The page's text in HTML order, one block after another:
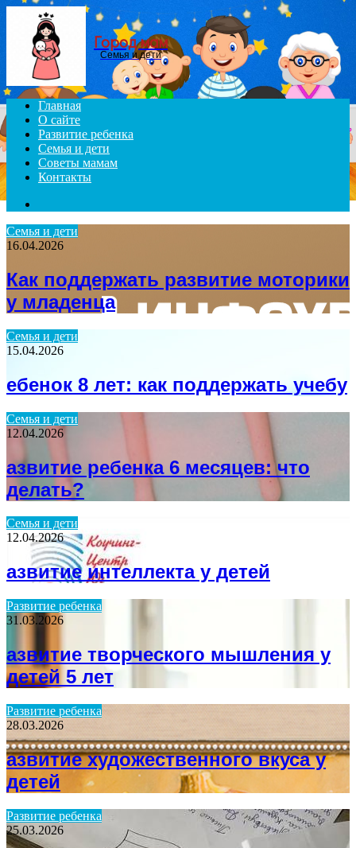
Menu
Город мам
Семья и дети
Главная
О сайте
Развитие ребенка
Семья и дети
Советы мамам
Контакты
Семья и дети
16.04.2026
Как поддержать развитие моторики
у младенца
Семья и дети
15.04.2026
ебенок 8 лет: как поддержать учебу
Семья и дети
12.04.2026
азвитие ребенка 6 месяцев: что
делать?
Семья и дети
12.04.2026
азвитие интеллекта у детей
Развитие ребенка
31.03.2026
азвитие творческого мышления у
детей 5 лет
Развитие ребенка
28.03.2026
азвитие художественного вкуса у
детей
Развитие ребенка
25.03.2026